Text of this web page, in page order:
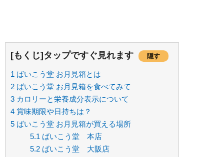
[もくじ]タップですぐ見れます 隠す
1 ばいこう堂 お月見箱とは
2 ばいこう堂 お月見箱を食べてみて
3 カロリーと栄養成分表示について
4 賞味期限や日持ちは？
5 ばいこう堂 お月見箱が買える場所
5.1 ばいこう堂 本店
5.2ばいこう堂 大阪店